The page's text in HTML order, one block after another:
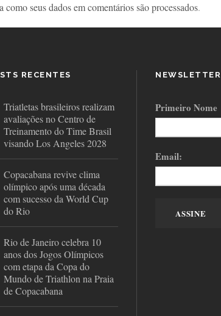
como seus dados em comentários são processados.
RECENTES
Triatletas brasileiros realizam
avaliações no Centro de
Treinamento do Time Brasil
visando Los Angeles 2028
Copacabana revive clima
olímpico após uma década
com sucesso da World Cup
do Rio
Rio de Janeiro celebra 10
anos dos Jogos Olímpicos
com etapa da Copa do
Mundo de Triathlon na Praia
de Copacabana
NEWSLETTER
Primeiro Nome
Email: